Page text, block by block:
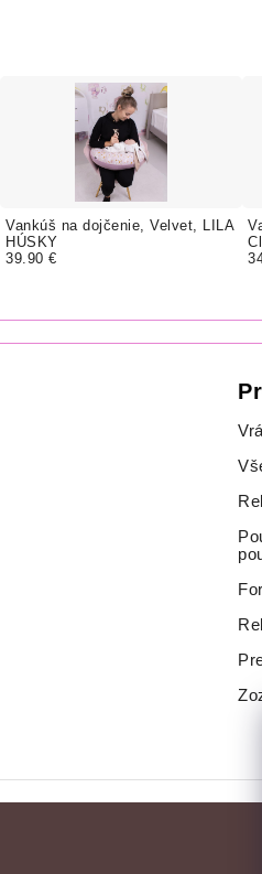
Vankúš na dojčenie, Velvet, LILA
HÚSKY
39.90 €